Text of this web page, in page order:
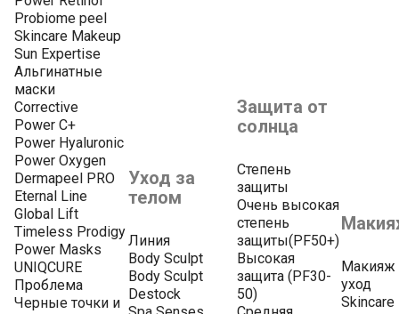
Probiome peel
Skincare Makeup
Sun Expertise
Альгинатные
маски
Corrective
Power C+
Power Hyaluronic
Power Oxygen
Dermapeel PRO
Eternal Line
Global Lift
Timeless Prodigy
Power Masks
UNIQCURE
Проблема
Черные точки и
Уход за
телом
Линия
Body Sculpt
Body Sculpt
Destock
Защита от
солнца
Степень
защиты
Очень высокая
степень
защиты(PF50+)
Высокая
защита (PF30-
50)
Макияж
уход
Skincare